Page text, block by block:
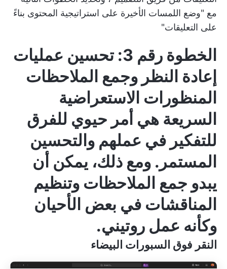
مع "وضع اللمسات الأخيرة على استراتيجية المحتوى بناءً
على التعليقات"
الخطوة رقم 3: تحسين عمليات
إعادة النظر وجمع الملاحظات
المنظورات الاستعراضية
السريعة هي أمر حيوي للفرق
للتفكير في عملهم والتحسين
المستمر. ومع ذلك، يمكن أن
يبدو جمع الملاحظات وتنظيم
المناقشات في بعض الأحيان
وكأنه عمل روتيني.
النقر فوق السبورات البيضاء